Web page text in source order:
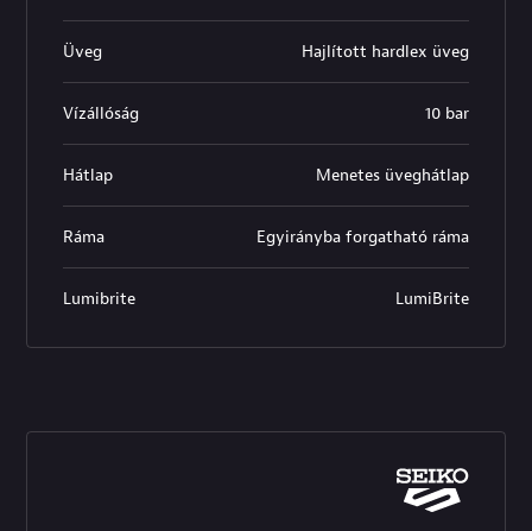
Üveg Hajlított hardlex üveg
Vízállóság 10 bar
Hátlap Menetes üveghátlap
Ráma Egyirányba forgatható ráma
Lumibrite LumiBrite